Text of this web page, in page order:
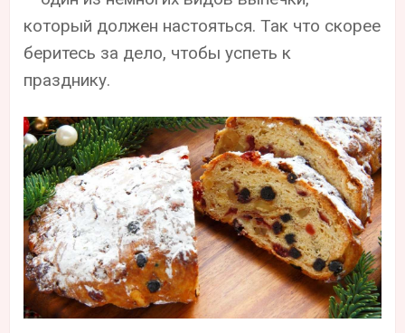
который должен настояться. Так что скорее
беритесь за дело, чтобы успеть к
празднику.